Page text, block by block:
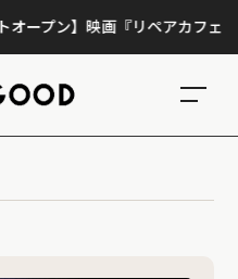
プン】映画『リペアカフェ』、